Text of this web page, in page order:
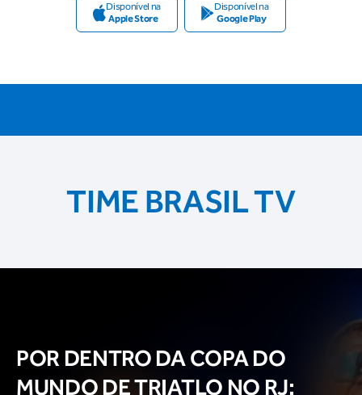
Disponível na
Apple Store
Disponível na
Google Play
TIME BRASIL TV
POR DENTRO DA COPA DO
MUNDO DE TRIATLO NO RJ: